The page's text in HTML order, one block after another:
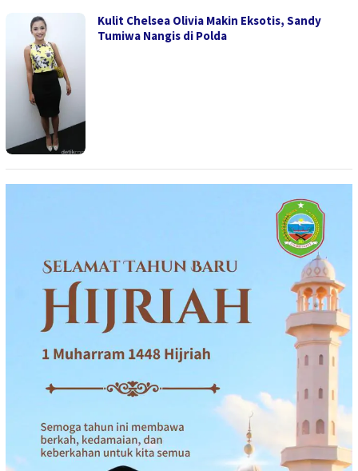
Kulit Chelsea Olivia Makin Eksotis, Sandy
Tumiwa Nangis di Polda